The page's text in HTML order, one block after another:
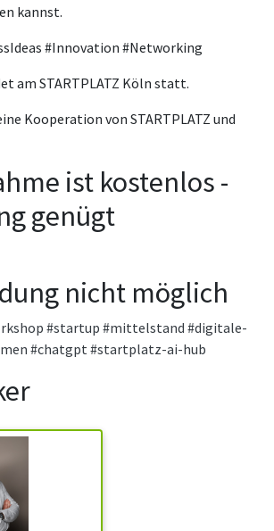
kannst.
#Innovation #Networking
am STARTPLATZ Köln statt.
Kooperation von STARTPLATZ und
ist kostenlos -
genügt
nicht möglich
#startup #mittelstand #digitale-
#chatgpt #startplatz-ai-hub